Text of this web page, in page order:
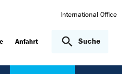
International Office
Anfahrt Suche